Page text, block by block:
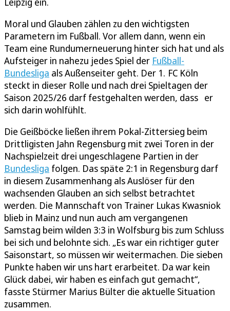
Moral und Glauben zählen zu den wichtigsten
Parametern im Fußball. Vor allem dann, wenn ein
Team eine Rundumerneuerung hinter sich hat und als
Aufsteiger in nahezu jedes Spiel der Fußball-
Bundesliga als Außenseiter geht. Der 1. FC Köln
steckt in dieser Rolle und nach drei Spieltagen der
Saison 2025/26 darf festgehalten werden, dass er
sich darin wohlfühlt.
Die Geißböcke ließen ihrem Pokal-Zittersieg beim
Drittligisten Jahn Regensburg mit zwei Toren in der
Nachspielzeit drei ungeschlagene Partien in der
Bundesliga folgen. Das späte 2:1 in Regensburg darf
in diesem Zusammenhang als Auslöser für den
wachsenden Glauben an sich selbst betrachtet
werden. Die Mannschaft von Trainer Lukas Kwasniok
blieb in Mainz und nun auch am vergangenen
Samstag beim wilden 3:3 in Wolfsburg bis zum Schluss
bei sich und belohnte sich. „Es war ein richtiger guter
Saisonstart, so müssen wir weitermachen. Die sieben
Punkte haben wir uns hart erarbeitet. Da war kein
Glück dabei, wir haben es einfach gut gemacht“,
fasste Stürmer Marius Bülter die aktuelle Situation
zusammen.